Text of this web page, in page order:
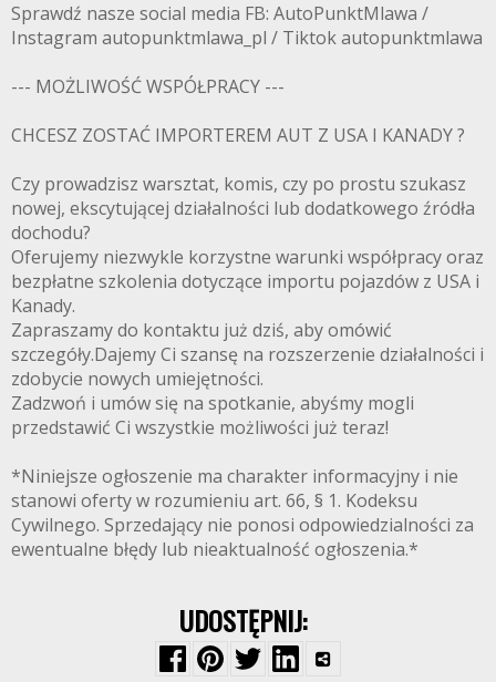
Sprawdź nasze social media FB: AutoPunktMlawa /
Instagram autopunktmlawa_pl / Tiktok autopunktmlawa
--- MOŻLIWOŚĆ WSPÓŁPRACY ---
CHCESZ ZOSTAĆ IMPORTEREM AUT Z USA I KANADY ?
Czy prowadzisz warsztat, komis, czy po prostu szukasz
nowej, ekscytującej działalności lub dodatkowego źródła
dochodu?
Oferujemy niezwykle korzystne warunki współpracy oraz
bezpłatne szkolenia dotyczące importu pojazdów z USA i
Kanady.
Zapraszamy do kontaktu już dziś, aby omówić
szczegóły.Dajemy Ci szansę na rozszerzenie działalności i
zdobycie nowych umiejętności.
Zadzwoń i umów się na spotkanie, abyśmy mogli
przedstawić Ci wszystkie możliwości już teraz!
*Niniejsze ogłoszenie ma charakter informacyjny i nie
stanowi oferty w rozumieniu art. 66, § 1. Kodeksu
Cywilnego. Sprzedający nie ponosi odpowiedzialności za
ewentualne błędy lub nieaktualność ogłoszenia.*
UDOSTĘPNIJ: